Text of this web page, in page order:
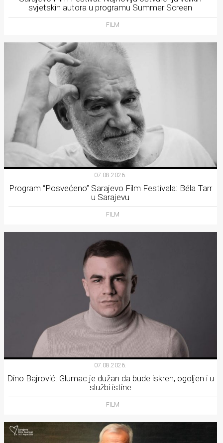
svjetskih autora u programu Summer Screen
FILM
07.08.2026.
Program “Posvećeno” Sarajevo Film Festivala: Béla Tarr
u Sarajevu
FILM
07.08.2026.
Dino Bajrović: Glumac je dužan da bude iskren, ogoljen i u
službi istine
FILM